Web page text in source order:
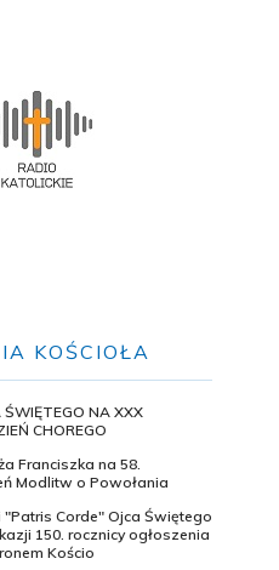
KOŚCIOŁA
ŚWIĘTEGO NA XXX
CHOREGO
Franciszka na 58.
Modlitw o Powołania
Corde" Ojca Świętego
150. rocznicy ogłoszenia
Kościo